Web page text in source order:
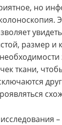
но
размер и
ткани,